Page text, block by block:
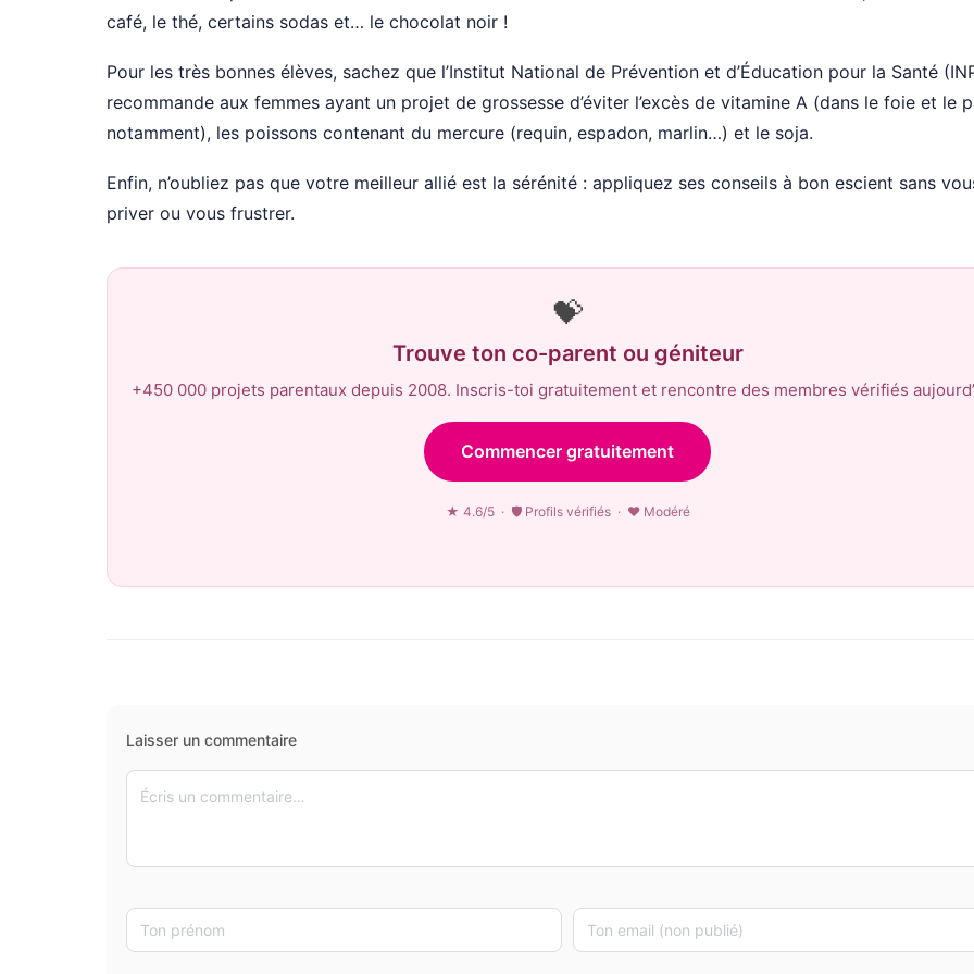
café, le thé, certains sodas et… le chocolat noir !
Pour les très bonnes élèves, sachez que l’Institut National de Prévention et d’Éducation pour la Santé
recommande aux femmes ayant un projet de grossesse d’éviter l’excès de vitamine A (dans le foie et le
notamment), les poissons contenant du mercure (requin, espadon, marlin…) et le soja.
Enfin, n’oubliez pas que votre meilleur allié est la sérénité : appliquez ses conseils à bon escient sans
priver ou vous frustrer.
💝
Trouve ton co-parent ou géniteur
+450 000 projets parentaux depuis 2008. Inscris-toi gratuitement et rencontre des membres vérifiés
Commencer gratuitement
★ 4.6/5 · 🛡 Profils vérifiés · ♥ Modéré
Laisser un commentaire